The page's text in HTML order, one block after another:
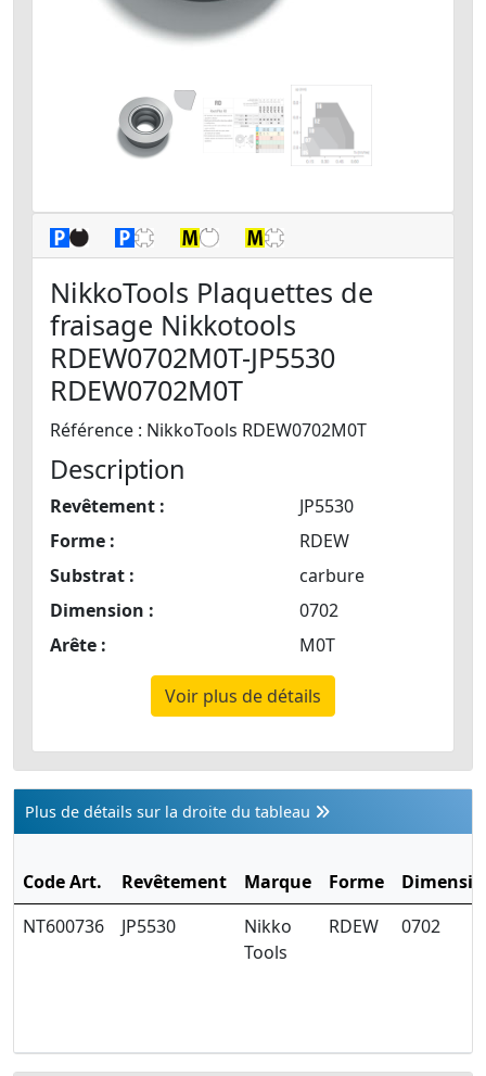
NikkoTools Plaquettes de
fraisage Nikkotools
RDEW0702M0T-JP5530
RDEW0702M0T
Référence : NikkoTools RDEW0702M0T
Description
Revêtement :
JP5530
Forme :
RDEW
Substrat :
carbure
Dimension :
0702
Arête :
M0T
Voir plus de détails
Plus de détails sur la droite du tableau
Code Art. Revêtement Marque Forme
NT600736
JP5530
Nikko
Tools
RDEW 0702